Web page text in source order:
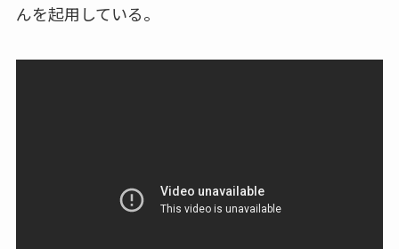
んを起用している。